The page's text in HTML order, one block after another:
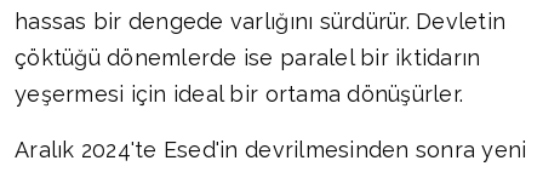
hassas bir dengede varlığını sürdürür. Devletin
çöktüğü dönemlerde ise paralel bir iktidarın
yeşermesi için ideal bir ortama dönüşürler.
Aralık 2024'te Esed'in devrilmesinden sonra yeni